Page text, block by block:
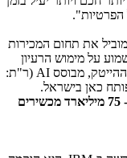
את תחום המכירות
על מימוש הרעיון
AI (ר"ת:
כאן בישראל.